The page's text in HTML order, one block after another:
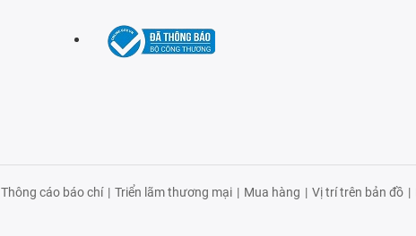
Thông cáo báo chí | Triển lãm thương mại | Mua hàng | Vị trí trên bản đồ |